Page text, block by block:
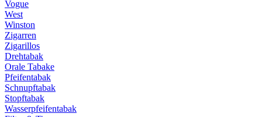
Vogue
West
Winston
Zigarren
Zigarillos
Drehtabak
Orale Tabake
Pfeifentabak
Schnupftabak
Stopftabak
Wasserpfeifentabak